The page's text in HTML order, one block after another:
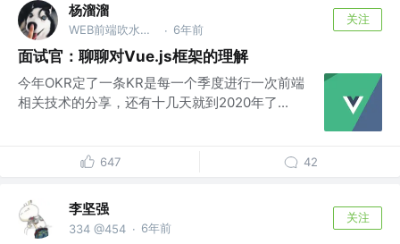
杨溜溜
WEB前端吹水工程师 @百度 · 6年前
关注
面试官：聊聊对Vue.js框架的理解
今年OKR定了一条KR是每一个季度进行一次前端
相关技术的分享，还有十几天就到2020年了...
647 42
李坚强
334 @454 · 6年前
关注